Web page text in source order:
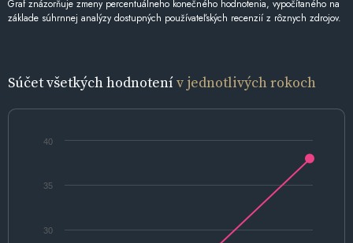
Graf znázorňuje zmeny percentuálneho konečného hodnotenia, vypočítaného na
základe súhrnnej analýzy dostupných používateľských recenzií z rôznych zdrojov.
Súčet všetkých hodnotenív jednotlivých rokoch
30
35
40